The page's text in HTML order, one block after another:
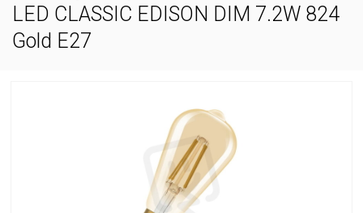
LED CLASSIC EDISON DIM 7.2W 824
Gold E27